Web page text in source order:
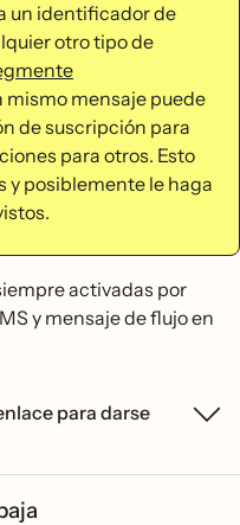
un identificador de
otro tipo de
mensaje puede
de suscripción para
para otros. Esto
y posiblemente le haga
activadas por
y mensaje de flujo en
para darse